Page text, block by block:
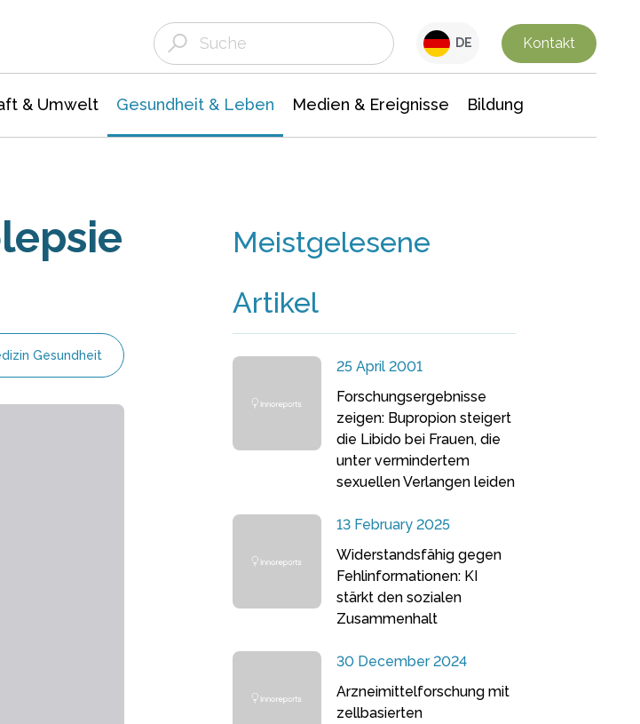
DE Kontakt
& Umwelt Gesundheit & Leben Medien & Ereignisse Bildung
Gesundheit
Meistgelesene
Artikel
25 April 2001
Forschungsergebnisse
zeigen: Bupropion steigert
die Libido bei Frauen, die
unter vermindertem
sexuellen Verlangen leiden
13 February 2025
Widerstandsfähig gegen
Fehlinformationen: KI
stärkt den sozialen
Zusammenhalt
30 December 2024
Arzneimittelforschung mit
zellbasierten